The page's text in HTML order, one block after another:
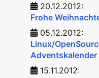
20.12.2012:
Frohe
05.12.2012:
Linux/
Adventskalender
15.11.2012: